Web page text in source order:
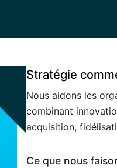
Stratégie
Nous aidons les
combinant
acquisition,
Ce que nous